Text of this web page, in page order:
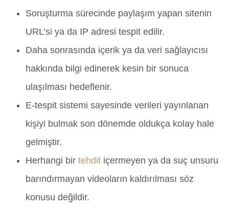
Soruşturma sürecinde paylaşım yapan sitenin
URL’si ya da IP adresi tespit edilir.
Daha sonrasında içerik ya da veri sağlayıcısı
hakkında bilgi edinerek kesin bir sonuca
ulaşılması hedeflenir.
E-tespit sistemi sayesinde verileri yayınlanan
kişiyi bulmak son dönemde oldukça kolay hale
gelmiştir.
Herhangi bir tehdit içermeyen ya da suç unsuru
barındırmayan videoların kaldırılması söz
konusu değildir.